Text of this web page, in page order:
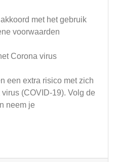
met het gebruik
voorwaarden
Corona virus
een extra risico met zich
(COVID-19). Volg de
neem je